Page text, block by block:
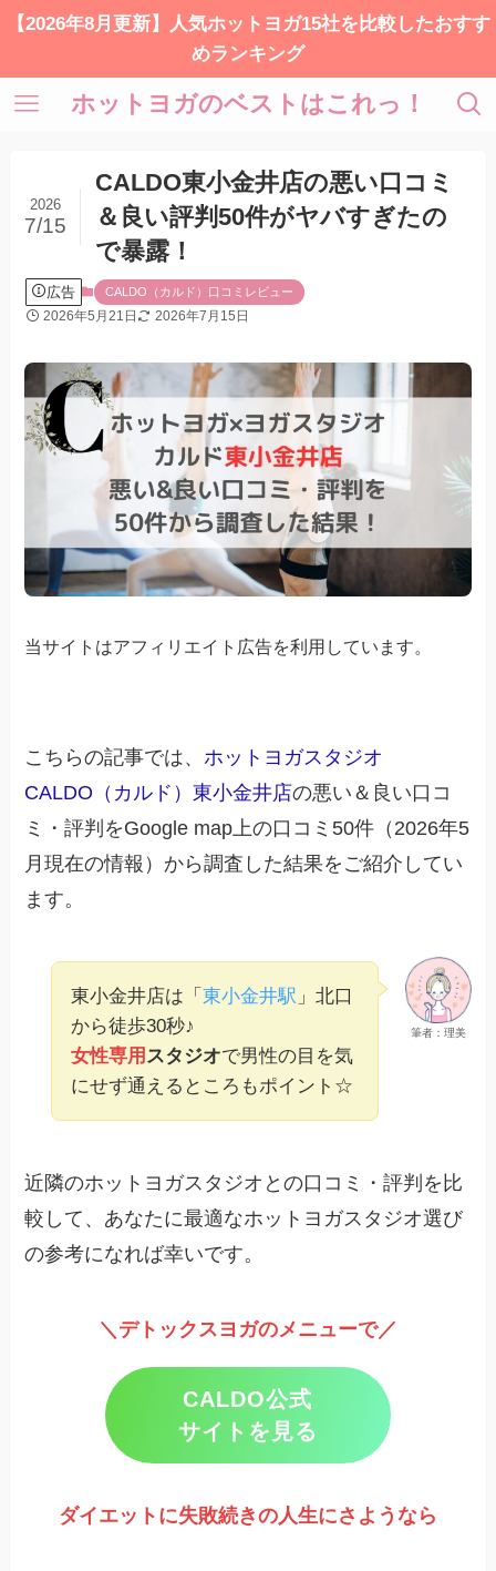
【2026年8月更新】人気ホットヨガ15社を比較したおすす
めランキング
ホットヨガのベストはこれっ！
CALDO東小金井店の悪い口コミ
＆良い評判50件がヤバすぎたの
で暴露！
2026
7/15
広告 CALDO（カルド）口コミレビュー
2026年5月21日 2026年7月15日
当サイトはアフィリエイト広告を利用しています。
こちらの記事では、ホットヨガスタジオ
CALDO（カルド）東小金井店の悪い＆良い口コ
ミ・評判をGoogle map上の口コミ50件（2026年5
月現在の情報）から調査した結果をご紹介してい
ます。
筆者：理美
東小金井店は「東小金井駅 」北口
から徒歩30秒♪
女性専用 スタジオで男性の目を気
にせず通えるところもポイント☆
近隣のホットヨガスタジオとの口コミ・評判を比
較して、あなたに最適なホットヨガスタジオ選び
の参考になれば幸いです。
＼デトックスヨガのメニューで／
CALDO公式
サイトを見る
ダイエットに失敗続きの人生にさようなら